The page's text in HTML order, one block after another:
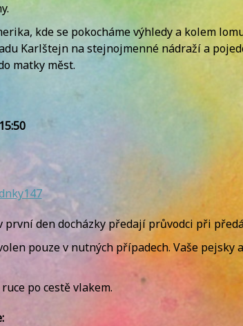
kde se pokocháme výhledy a kolem
Karlštejn na stejnojmenné nádraží a
matky měst.
den docházky předají průvodci při
pouze v nutných případech. Vaše
po cestě vlakem.